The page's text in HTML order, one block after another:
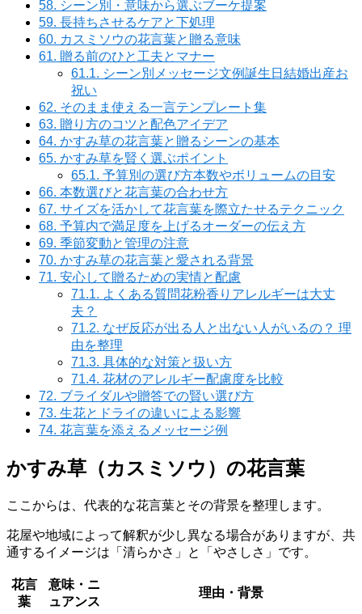
58. シーン別・意味から選ぶブーケ提案
59. 長持ちさせるケアと下処理
60. カスミソウの花言葉と贈る意味
61. 贈る前のひと工夫とマナー
61.1. シーン別メッセージ文例誕生日結婚出産お
祝い
62. そのまま使える一言テンプレート集
63. 贈り方のコツと配色アイデア
64. かすみ草の花言葉と贈るシーンの基本
65. かすみ草を賢く選ぶポイント
65.1. 予算別の選び方本数やボリュームの目安
66. 本数選びと花言葉の合わせ方
67. サイズを活かして花言葉を際立たせるテクニック
68. 予算内で満足度を上げるオーダーの伝え方
69. 季節変動と管理の注意
70. かすみ草の花言葉と愛される背景
71. 安心して贈るための実情と配慮
71.1. よくある質問花粉香りアレルギーは大丈
夫？
71.2. なぜ反応が出る人と出ない人がいるの？ 理
由を整理
71.3. 具体的な対策と扱い方
71.4. 花材のアレルギー配慮度を比較
72. ブライダルや贈答での賢い選び方
73. 生花とドライの違いによる影響
74. 花言葉を添えるメッセージ例
かすみ草（カスミソウ）の花言葉
ここからは、代表的な花言葉とその背景を整理します。
花屋や地域によって解釈が少し異なる場合がありますが、共
通するイメージは「清らかさ」と「やさしさ」です。
花言
葉
意味・ニ
ュアンス
理由・背景